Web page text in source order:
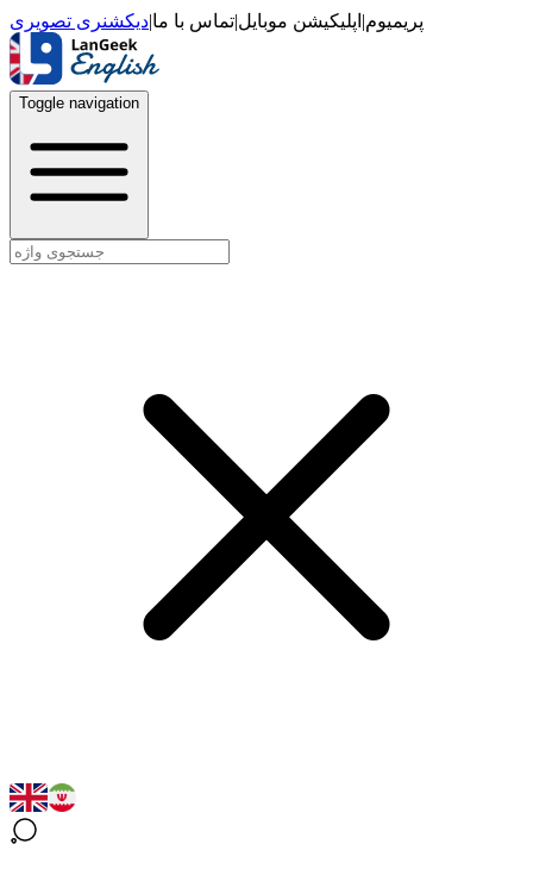
پریمیوم| اپلیکیشن موبایل|تماس با ما|دیکشنری تصویری
Toggle navigation